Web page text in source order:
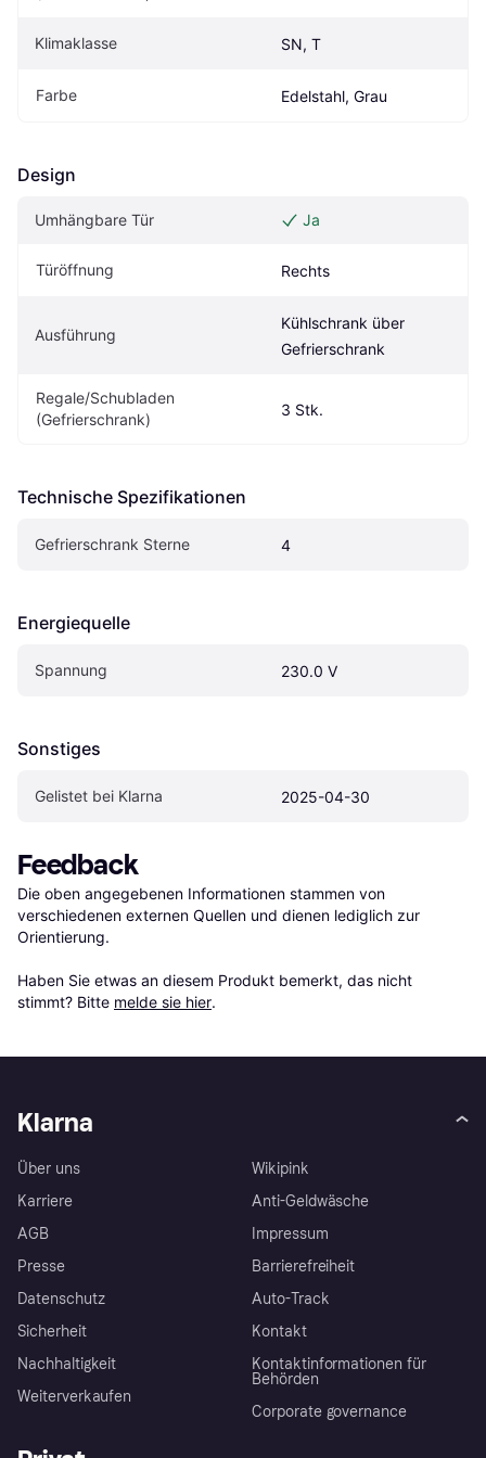
Klimaklasse SN, T
Farbe Edelstahl, Grau
Design
Umhängbare Tür Ja
Türöffnung Rechts
Ausführung
Kühlschrank über
Gefrierschrank
Regale/Schubladen
(Gefrierschrank)
3 Stk.
Technische Spezifikationen
Gefrierschrank Sterne 4
Energiequelle
Spannung 230.0 V
Sonstiges
Gelistet bei Klarna 2025-04-30
Feedback
Die oben angegebenen Informationen stammen von
verschiedenen externen Quellen und dienen lediglich zur
Orientierung.
Haben Sie etwas an diesem Produkt bemerkt, das nicht
stimmt? Bitte melde sie hier.
Klarna
Über uns
Karriere
AGB
Presse
Datenschutz
Sicherheit
Nachhaltigkeit
Weiterverkaufen
Wikipink
Anti-Geldwäsche
Impressum
Barrierefreiheit
Auto-Track
Kontakt
Kontaktinformationen für
Behörden
Corporate governance